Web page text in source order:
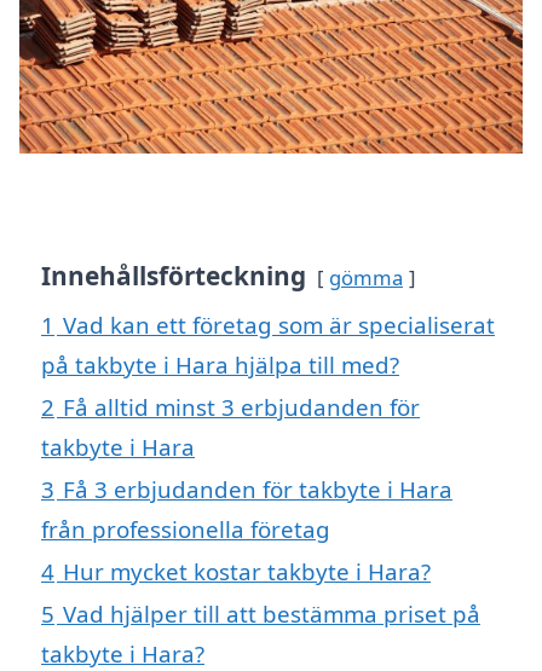
Innehållsförteckning gömma
1 Vad kan ett företag som är specialiserat
på takbyte i Hara hjälpa till med?
2 Få alltid minst 3 erbjudanden för
takbyte i Hara
3 Få 3 erbjudanden för takbyte i Hara
från professionella företag
4 Hur mycket kostar takbyte i Hara?
5 Vad hjälper till att bestämma priset på
takbyte i Hara?